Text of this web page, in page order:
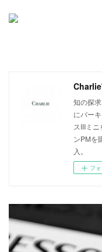
知の探
にバー
スIIIミ
ンPMを
入。
フ